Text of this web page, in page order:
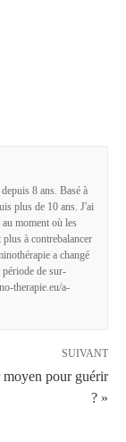
8 ans. Basé à
plus de 10 ans. J'ai
moment où les
à contrebalancer
a changé
de sur-
therapie.eu/a-
SUIVANT
moyen pour guérir
? »